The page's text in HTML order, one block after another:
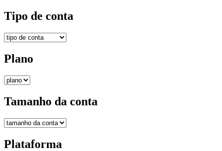
Tipo de conta
Plano
Tamanho da conta
Plataforma